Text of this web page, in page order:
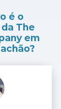
é o
The
em